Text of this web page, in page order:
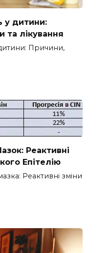
у дитини:
та лікування
Причини,
Реактивні
Епітелію
Реактивні зміни